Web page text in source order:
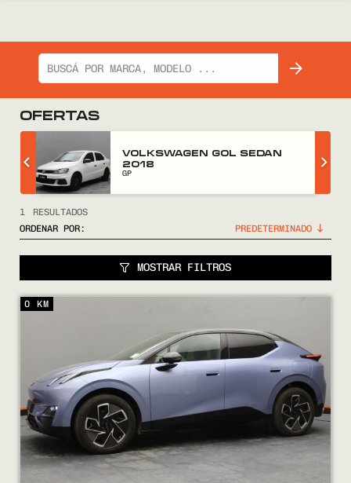
VENDÉ
FINANCIÁ
NOSOTROS
CONTACTO
OFERTAS
VOLKSWAGEN GOL SEDAN
2018
GP
1
RESULTADOS
ORDENAR POR:
MOSTRAR FILTROS
0 KM